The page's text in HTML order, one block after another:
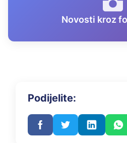
Novosti kroz
Podijelite: